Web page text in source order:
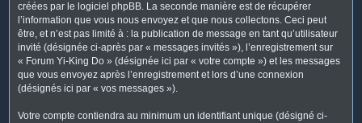
créées par le logiciel phpBB. La seconde manière est de récupérer
l’information que vous nous envoyez et que nous collectons. Ceci peut
être, et n’est pas limité à : la publication de message en tant qu’utilisateur
invité (désignée ci-après par « messages invités »), l’enregistrement sur
« Forum Yi-King Do » (désignée ici par « votre compte ») et les messages
que vous envoyez après l’enregistrement et lors d’une connexion
(désignés ici par « vos messages »).
Votre compte contiendra au minimum un identifiant unique (désigné ci-